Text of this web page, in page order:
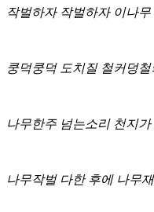
작벌하자 작벌하자 이나
쿵덕쿵덕 도치질 철커덩
나무한주 넘는소리 천지
나무작벌 다한 후에 나무